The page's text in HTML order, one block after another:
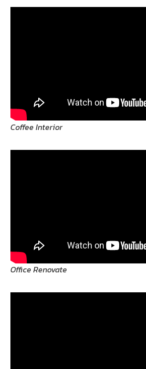
Coffee Interior
Office Renovate